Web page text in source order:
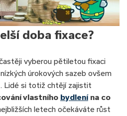
doba fixace?
vyberou pětiletou fixaci
úrokových sazeb ovšem
Lidé si totiž chtějí zajistit
vlastního bydlenína co
letech očekáváte růst